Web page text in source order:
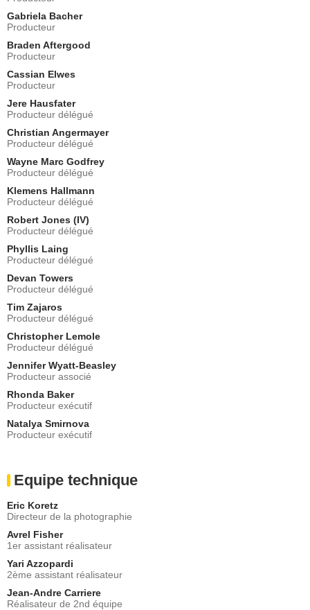
Gabriela Bacher
Producteur
Braden Aftergood
Producteur
Cassian Elwes
Producteur
Jere Hausfater
Producteur délégué
Christian Angermayer
Producteur délégué
Wayne Marc Godfrey
Producteur délégué
Klemens Hallmann
Producteur délégué
Robert Jones (IV)
Producteur délégué
Phyllis Laing
Producteur délégué
Devan Towers
Producteur délégué
Tim Zajaros
Producteur délégué
Christopher Lemole
Producteur délégué
Jennifer Wyatt-Beasley
Producteur associé
Rhonda Baker
Producteur exécutif
Natalya Smirnova
Producteur exécutif
Equipe technique
Eric Koretz
Directeur de la photographie
Avrel Fisher
1er assistant réalisateur
Yari Azzopardi
2ème assistant réalisateur
Jean-Andre Carriere
Réalisateur de 2nd équipe